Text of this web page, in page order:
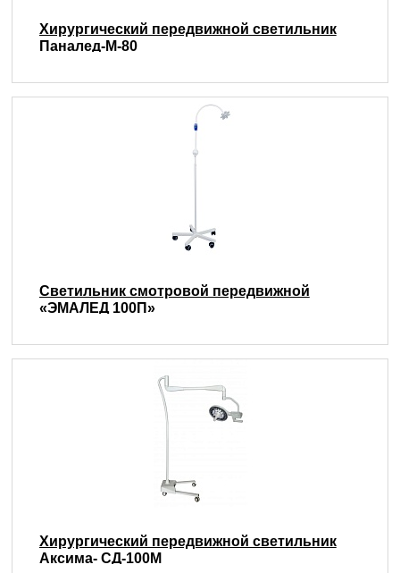
Хирургический передвижной светильник
Паналед-М-80
Светильник смотровой передвижной
«ЭМАЛЕД 100П»
Хирургический передвижной светильник
Аксима- СД-100М